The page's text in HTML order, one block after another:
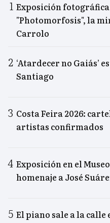
Exposición fotográfica
"Photomorfosis", la
Carrolo
‘Atardecer no Gaiás’
Santiago
Costa Feira 2026:
artistas confirmados
Exposición en el
homenaje a José
El piano sale a la calle